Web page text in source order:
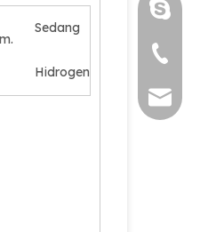
Sedang
Hidrogen
+86